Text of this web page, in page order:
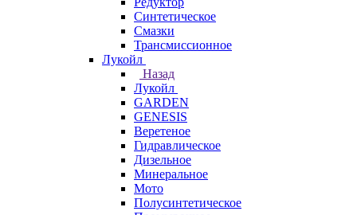
Синтетическое
Смазки
Трансмиссионное
Лукойл
Назад
Лукойл
GARDEN
GENESIS
Веретеное
Гидравлическое
Дизельное
Минеральное
Мото
Полусинтетическое